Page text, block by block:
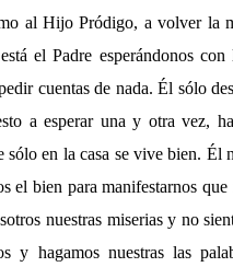
al Hijo Pródigo, a volver la
el Padre esperándonos con
cuentas de nada. Él sólo
a esperar una y otra vez,
sólo en la casa se vive bien. Él
el bien para manifestarnos
nuestras miserias y no
y hagamos nuestras las